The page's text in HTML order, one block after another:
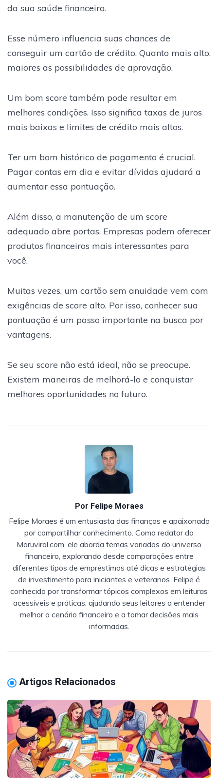
da sua saúde financeira.
Esse número influencia suas chances de
conseguir um cartão de crédito. Quanto mais alto,
maiores as possibilidades de aprovação.
Um bom score também pode resultar em
melhores condições. Isso significa taxas de juros
mais baixas e limites de crédito mais altos.
Ter um bom histórico de pagamento é crucial.
Pagar contas em dia e evitar dívidas ajudará a
aumentar essa pontuação.
Além disso, a manutenção de um score
adequado abre portas. Empresas podem oferecer
produtos financeiros mais interessantes para
você.
Muitas vezes, um cartão sem anuidade vem com
exigências de score alto. Por isso, conhecer sua
pontuação é um passo importante na busca por
vantagens.
Se seu score não está ideal, não se preocupe.
Existem maneiras de melhorá-lo e conquistar
melhores oportunidades no futuro.
Por Felipe Moraes
Felipe Moraes é um entusiasta das finanças e apaixonado
por compartilhar conhecimento. Como redator do
Moruviral.com, ele aborda temas variados do universo
financeiro, explorando desde comparações entre
diferentes tipos de empréstimos até dicas e estratégias
de investimento para iniciantes e veteranos. Felipe é
conhecido por transformar tópicos complexos em leituras
acessíveis e práticas, ajudando seus leitores a entender
melhor o cenário financeiro e a tomar decisões mais
informadas.
Artigos Relacionados